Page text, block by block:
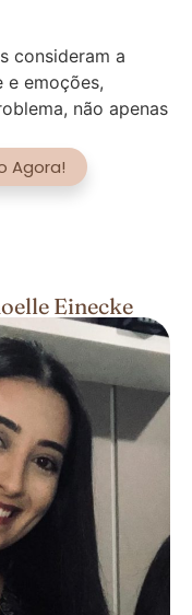
consideram a
e emoções,
não apenas
Agora!
Einecke